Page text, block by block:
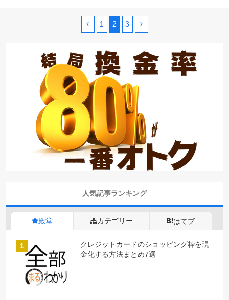
1 2 3
人気記事ランキング
殿堂 カテゴリー はてブ
クレジットカードのショッピング枠を現
金化する方法まとめ7選